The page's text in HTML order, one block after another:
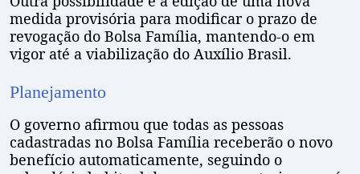
medida provisória para modificar o prazo de
revogação do Bolsa Família, mantendo-o em
vigor até a viabilização do Auxílio Brasil.
Planejamento
O governo afirmou que todas as pessoas
cadastradas no Bolsa Família receberão o novo
benefício automaticamente, seguindo o